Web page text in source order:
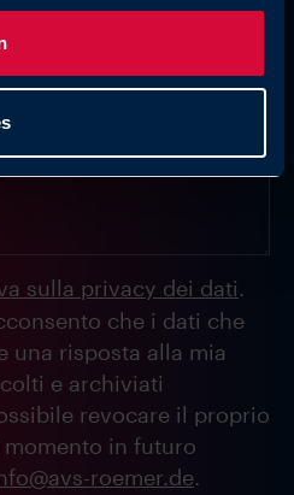
sulla privacy dei dati.
che i dati che
una risposta alla mia
e archiviati
revocare il proprio
in futuro
roemer.de.